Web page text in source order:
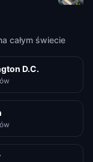
całym świecie
D.C.